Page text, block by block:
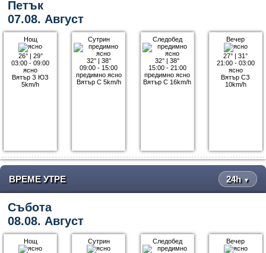
Петък
07.08. Август
Нощ
26°| 29°
03:00 - 09:00
ясно
Вятър З ЮЗ
5km/h
Сутрин
32°| 38°
09:00 - 15:00
предимно ясно
Вятър С 5km/h
Следобед
32° |38°
15:00 - 21:00
предимно ясно
Вятър С 16km/h
Вечер
27° |31°
21:00 - 03:00
ясно
Вятър СЗ
10km/h
ВРЕМЕ УТРЕ 24h ▼
Събота
08.08. Август
Нощ Сутрин Следобед Вечер